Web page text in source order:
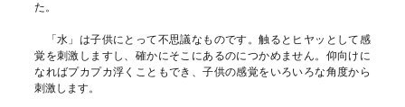
た。
「水」は子供にとって不思議なものです。触るとヒヤッとして感
覚を刺激しますし、確かにそこにあるのにつかめません。仰向けに
なればプカプカ浮くこともでき、子供の感覚をいろいろな角度から
刺激します。